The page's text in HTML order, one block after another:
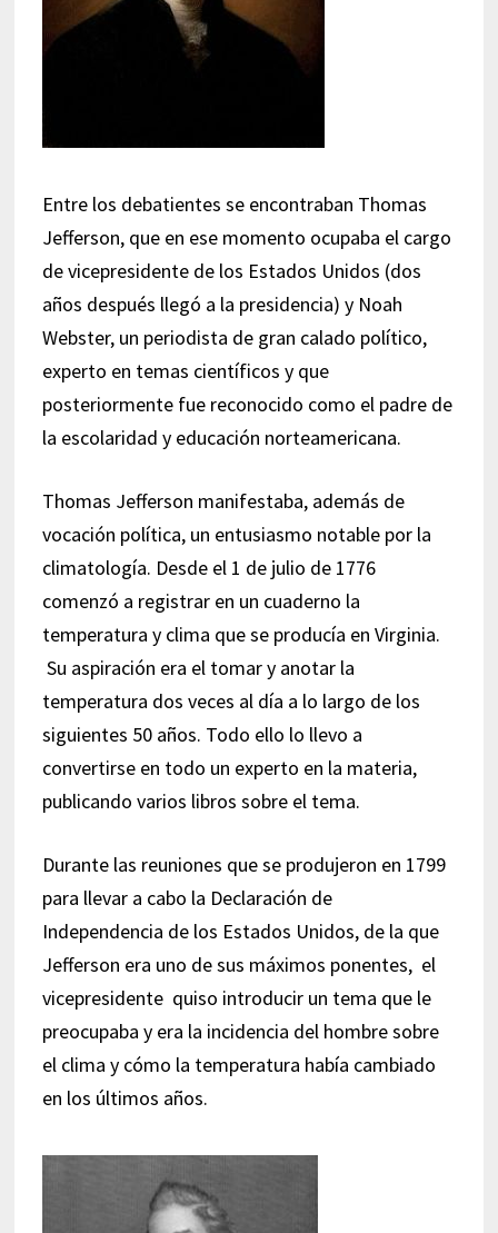
Entre los debatientes se encontraban Thomas
Jefferson, que en ese momento ocupaba el cargo
de vicepresidente de los Estados Unidos (dos
años después llegó a la presidencia) y Noah
Webster, un periodista de gran calado político,
experto en temas científicos y que
posteriormente fue reconocido como el padre de
la escolaridad y educación norteamericana.
Thomas Jefferson manifestaba, además de
vocación política, un entusiasmo notable por la
climatología. Desde el 1 de julio de 1776
comenzó a registrar en un cuaderno la
temperatura y clima que se producía en Virginia.
Su aspiración era el tomar y anotar la
temperatura dos veces al día a lo largo de los
siguientes 50 años. Todo ello lo llevo a
convertirse en todo un experto en la materia,
publicando varios libros sobre el tema.
Durante las reuniones que se produjeron en 1799
para llevar a cabo la Declaración de
Independencia de los Estados Unidos, de la que
Jefferson era uno de sus máximos ponentes, el
vicepresidente quiso introducir un tema que le
preocupaba y era la incidencia del hombre sobre
el clima y cómo la temperatura había cambiado
en los últimos años.